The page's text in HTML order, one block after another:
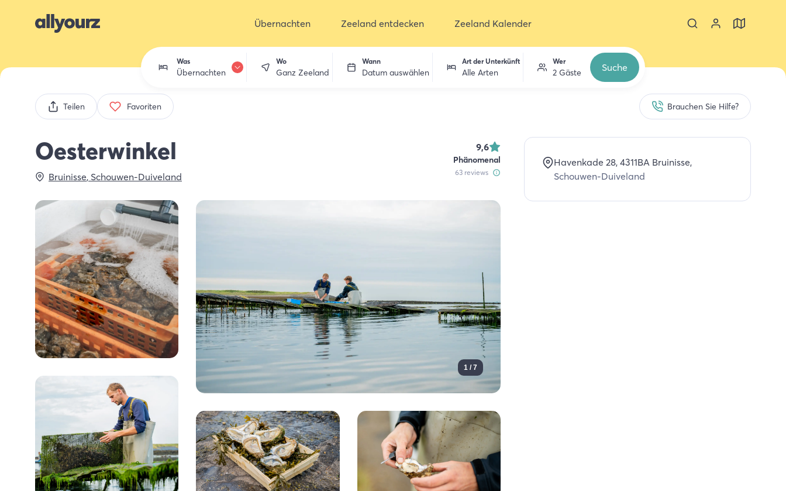
Übernachten Zeeland entdecken Zeeland Kalender
Was
Übernachten
Wo
Ganz Zeeland
Wann
Datum auswählen
Art der Unterkünft
Alle Arten
Wer
2 Gäste Suche
Teilen Favoriten Brauchen Sie Hilfe?
Oesterwinkel 9,6
Phänomenal
63reviews
Bruinisse, Schouwen-Duiveland
1 / 7
Havenkade 28, 4311BA Bruinisse,
Schouwen-Duiveland